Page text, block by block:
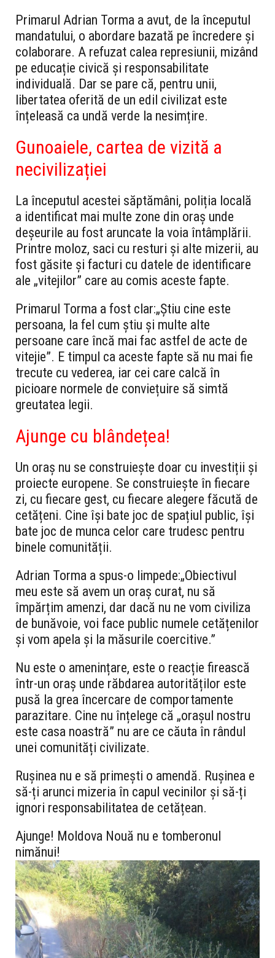
Primarul Adrian Torma a avut, de la începutul
mandatului, o abordare bazată pe încredere și
colaborare. A refuzat calea represiunii, mizând
pe educație civică și responsabilitate
individuală. Dar se pare că, pentru unii,
libertatea oferită de un edil civilizat este
înțeleasă ca undă verde la nesimțire.
Gunoaiele, cartea de vizită a
necivilizației
La începutul acestei săptămâni, poliția locală
a identificat mai multe zone din oraș unde
deșeurile au fost aruncate la voia întâmplării.
Printre moloz, saci cu resturi și alte mizerii, au
fost găsite și facturi cu datele de identificare
ale „vitejilor” care au comis aceste fapte.
Primarul Torma a fost clar:„Știu cine este
persoana, la fel cum știu și multe alte
persoane care încă mai fac astfel de acte de
vitejie”. E timpul ca aceste fapte să nu mai fie
trecute cu vederea, iar cei care calcă în
picioare normele de conviețuire să simtă
greutatea legii.
Ajunge cu blândețea!
Un oraș nu se construiește doar cu investiții și
proiecte europene. Se construiește în fiecare
zi, cu fiecare gest, cu fiecare alegere făcută de
cetățeni. Cine își bate joc de spațiul public, își
bate joc de munca celor care trudesc pentru
binele comunității.
Adrian Torma a spus-o limpede:„Obiectivul
meu este să avem un oraș curat, nu să
împărțim amenzi, dar dacă nu ne vom civiliza
de bunăvoie, voi face public numele cetățenilor
și vom apela și la măsurile coercitive.”
Nu este o amenințare, este o reacție firească
într-un oraș unde răbdarea autorităților este
pusă la grea încercare de comportamente
parazitare. Cine nu înțelege că „orașul nostru
este casa noastră” nu are ce căuta în rândul
unei comunități civilizate.
Rușinea nu e să primești o amendă. Rușinea e
să-ți arunci mizeria în capul vecinilor și să-ți
ignori responsabilitatea de cetățean.
Ajunge! Moldova Nouă nu e tomberonul
nimănui!